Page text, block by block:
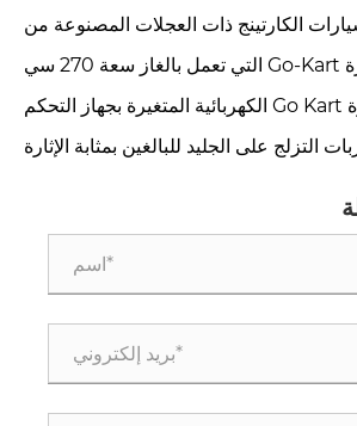
العالمي التالي للتنقل؟
الكارتينج ذات العجلات المصنوعة من
الخيار الأول للمتسابقين المعاصرين؟
لماذا تعتبر سيارة Go-Kart التي تعمل بالغاز سعة 270 سي
الأمثل للمغامرة على الطرق الوعرة؟
لماذا تختار سيارة Go Kart الكهربائية المتغيرة بجهاز التحكم
عن بعد لمتعة القيادة الحديثة؟
التزلج على الجليد للبالغين بمثابة الإثارة